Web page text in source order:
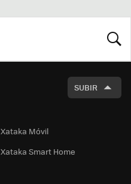
SUBIR
Xataka Móvil
Xataka Smart Home